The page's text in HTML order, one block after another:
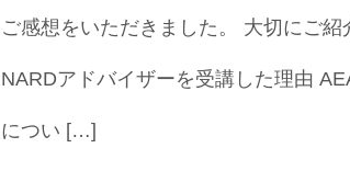
ご感想をいただきました。 大切にご紹
NARDアドバイザーを受講した理由
につい […]